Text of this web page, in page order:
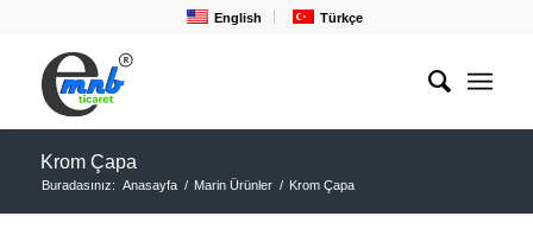
English Türkçe
Krom Çapa
Buradasınız: Anasayfa / Marin Ürünler / Krom Çapa